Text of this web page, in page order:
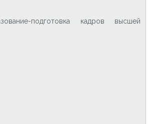
подготовка кадров высшей